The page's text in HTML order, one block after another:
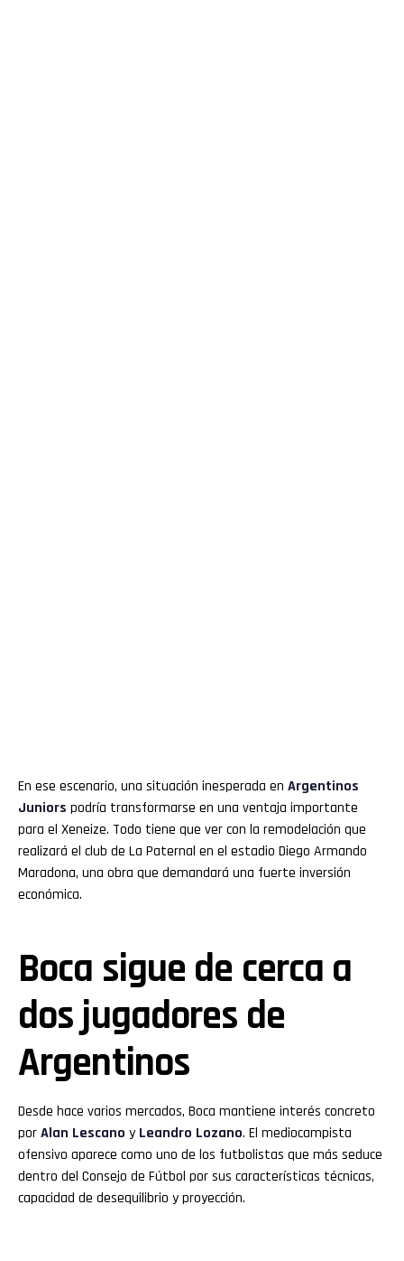
En ese escenario, una situación inesperada en Argentinos
Juniors podría transformarse en una ventaja importante
para el Xeneize. Todo tiene que ver con la remodelación que
realizará el club de La Paternal en el estadio Diego Armando
Maradona, una obra que demandará una fuerte inversión
económica.
Boca sigue de cerca a
dos jugadores de
Argentinos
Desde hace varios mercados, Boca mantiene interés concreto
porAlan Lescano y Leandro Lozano. El mediocampista
ofensivo aparece como uno de los futbolistas que más seduce
dentro del Consejo de Fútbol por sus características técnicas,
capacidad de desequilibrio y proyección.